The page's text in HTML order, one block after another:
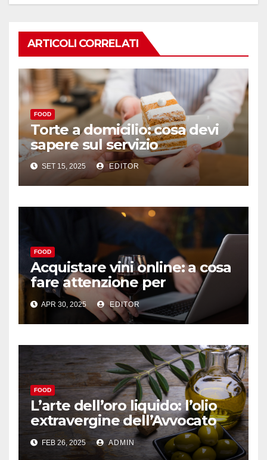
ARTICOLI CORRELATI
FOOD
Torte a domicilio: cosa devi
sapere sul servizio
SET 15, 2025 EDITOR
FOOD
Acquistare vini online: a cosa
fare attenzione per
un’esperienza sicura e
soddisfacente
APR 30, 2025 EDITOR
FOOD
L’arte dell’oro liquido: l’olio
extravergine dell’Avvocato
Gaeta tra tradizione e
innovazione.
FEB 26, 2025 ADMIN